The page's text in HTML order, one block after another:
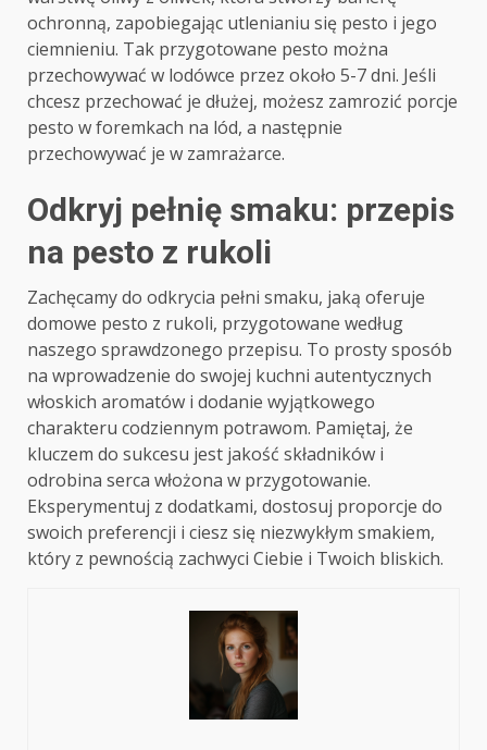
ochronną, zapobiegając utlenianiu się pesto i jego
ciemnieniu. Tak przygotowane pesto można
przechowywać w lodówce przez około 5-7 dni. Jeśli
chcesz przechować je dłużej, możesz zamrozić porcje
pesto w foremkach na lód, a następnie
przechowywać je w zamrażarce.
Odkryj pełnię smaku: przepis
na pesto z rukoli
Zachęcamy do odkrycia pełni smaku, jaką oferuje
domowe pesto z rukoli, przygotowane według
naszego sprawdzonego przepisu. To prosty sposób
na wprowadzenie do swojej kuchni autentycznych
włoskich aromatów i dodanie wyjątkowego
charakteru codziennym potrawom. Pamiętaj, że
kluczem do sukcesu jest jakość składników i
odrobina serca włożona w przygotowanie.
Eksperymentuj z dodatkami, dostosuj proporcje do
swoich preferencji i ciesz się niezwykłym smakiem,
który z pewnością zachwyci Ciebie i Twoich bliskich.